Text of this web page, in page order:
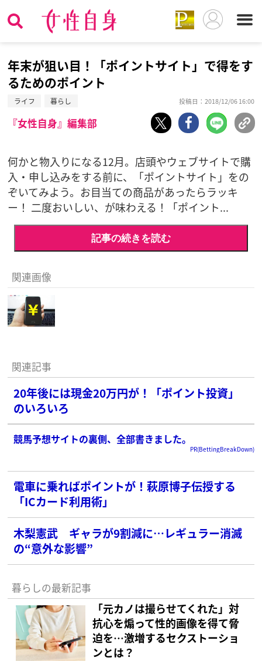
年末が狙い目！「ポイントサイト」で得をす
るためのポイント
ライフ 暮らし 投稿日：2018/12/06 16:00
『女性自身』編集部
何かと物入りになる12月。店頭やウェブサイトで購
入・申し込みをする前に、「ポイントサイト」をの
ぞいてみよう。お目当ての商品があったらラッキ
ー！ 二度おいしい、が味わえる！「ポイント...
記事の続きを読む
関連画像
関連記事
20年後には現金20万円が！「ポイント投資」
のいろいろ
競馬予想サイトの裏側、全部書きました。
PR(BettingBreakDown)
電車に乗ればポイントが！萩原博子伝授する
「ICカード利用術」
木梨憲武 ギャラが9割減に…レギュラー消滅
の“意外な影響”
暮らしの最新記事
「元カノは撮らせてくれた」対
抗心を煽って性的画像を得て脅
迫を…激増するセクストーショ
ンとは？